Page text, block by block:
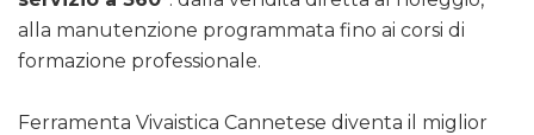
alla manutenzione programmata fino ai corsi di
formazione professionale.
Ferramenta Vivaistica Cannetese diventa il miglior